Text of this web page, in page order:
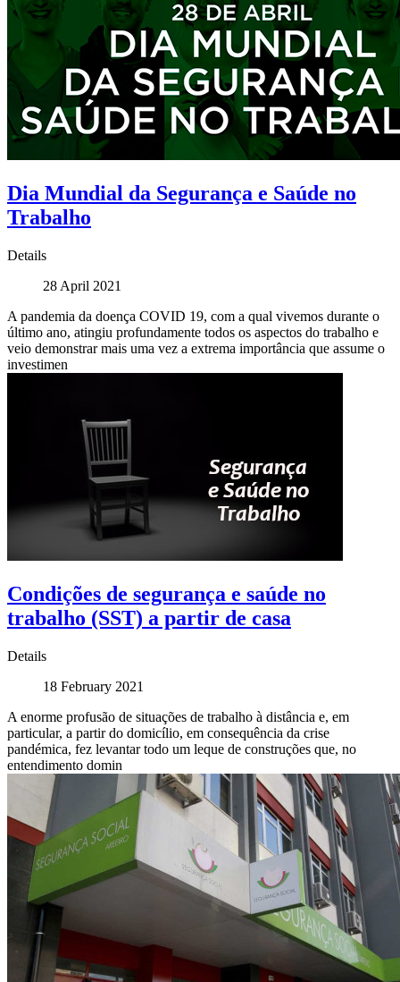
Dia Mundial da Segurança e Saúde no
Trabalho
Details
28 April 2021
A pandemia da doença COVID 19, com a qual vivemos durante o
último ano, atingiu profundamente todos os aspectos do trabalho e
veio demonstrar mais uma vez a extrema importância que assume o
investimen
Condições de segurança e saúde no
trabalho (SST) a partir de casa
Details
18 February 2021
A enorme profusão de situações de trabalho à distância e, em
particular, a partir do domicílio, em consequência da crise
pandémica, fez levantar todo um leque de construções que, no
entendimento domin